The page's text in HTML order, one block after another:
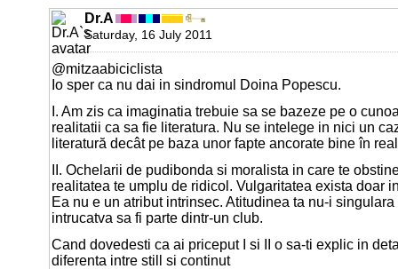
Dr.A
Saturday, 16 July 2011
@mitzaabiciclista
Io sper ca nu dai in sindromul Doina Popescu.
I. Am zis ca imaginatia trebuie sa se bazeze pe o
realitatii ca sa fie literatura. Nu se intelege in nici un
literatură decât pe baza unor fapte ancorate bine în
II. Ochelarii de pudibonda si moralista in care te
realitatea te umplu de ridicol. Vulgaritatea exista doar
Ea nu e un atribut intrinsec. Atitudinea ta nu-i
intrucatva sa fi parte dintr-un club.
Cand dovedesti ca ai priceput I si II o sa-ti explic in
diferenta intre still si continut